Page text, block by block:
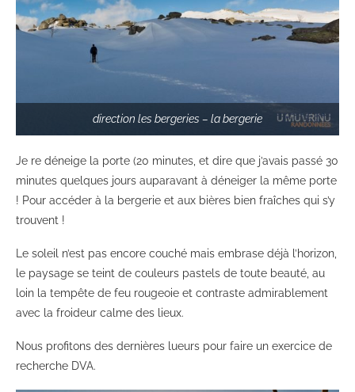
direction les bergeries – la bergerie
Je re déneige la porte (20 minutes, et dire que j’avais passé 30
minutes quelques jours auparavant à déneiger la même porte
! Pour accéder à la bergerie et aux bières bien fraîches qui s’y
trouvent !
Le soleil n’est pas encore couché mais embrase déjà l’horizon,
le paysage se teint de couleurs pastels de toute beauté, au
loin la tempête de feu rougeoie et contraste admirablement
avec la froideur calme des lieux.
Nous profitons des dernières lueurs pour faire un exercice de
recherche DVA.